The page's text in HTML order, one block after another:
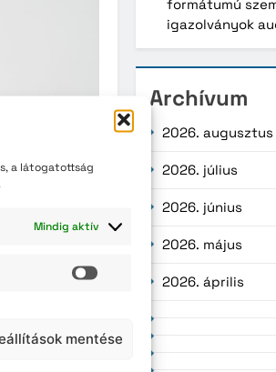
a látogatottság
Mindig aktív
Statisztika
mentése
formátumú
igazolványok
Archívum
2026. augusztus
2026. július
2026. június
2026. május
2026. április